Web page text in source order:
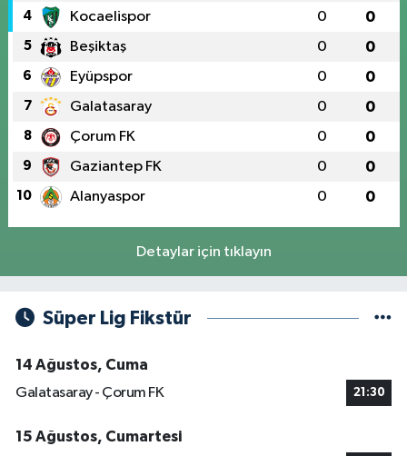
4 Kocaelispor 0 0
5 Beşiktaş 0 0
6 Eyüpspor 0 0
7 Galatasaray 0 0
8 Çorum FK 0 0
9 Gaziantep FK 0 0
10 Alanyaspor 0 0
Detaylar için tıklayın
Süper Lig Fikstür
14 Ağustos, Cuma
Galatasaray - Çorum FK
21:30
15 Ağustos, Cumartesi